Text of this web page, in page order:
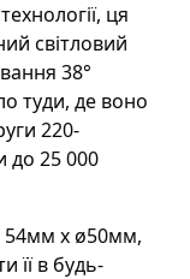
ця
світловий
38°
туди, де воно
220-
до 25 000
54мм х ø50мм,
її в будь-